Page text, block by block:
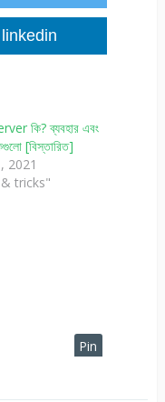
linkedin
কি? ব্যবহার এবং
[বিস্তারিত]
2021
tricks"
Pin